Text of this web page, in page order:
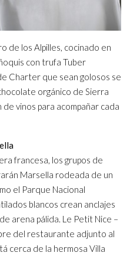
de los Alpilles, cocinado en
con trufa Tuber
Charter que sean golosos se
orgánico de Sierra
de vinos para acompañar cada
francesa, los grupos de
Marsella rodeada de un
el Parque Nacional
blancos crean anclajes
arena pálida. Le Petit Nice –
del restaurante adjunto al
cerca de la hermosa Villa